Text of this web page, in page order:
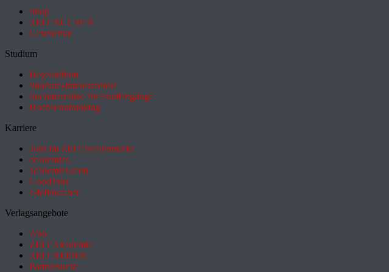
Shop
ZEIT BÜCHER
Geschenke
Studium
HeyStudium
Studium-Interessentest
Suchmaschine für Studiengänge
Hochschulranking
Karriere
Jobs im ZEIT Stellenmarkt
academics
academics.com
GoodJobs
e-fellows.net
Verlagsangebote
Abo
ZEIT Akademie
ZEIT REISEN
Partnersuche